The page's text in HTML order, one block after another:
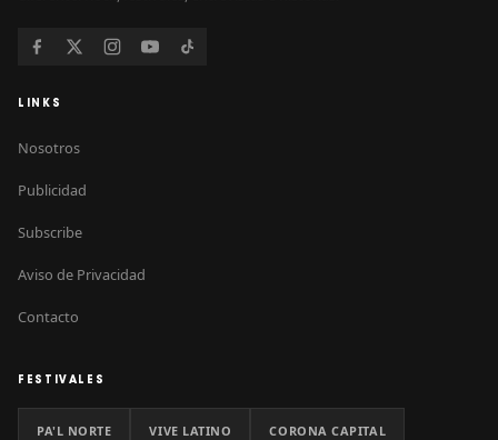
LINKS
Nosotros
Publicidad
Subscribe
Aviso de Privacidad
Contacto
FESTIVALES
PA'L NORTE VIVE LATINO CORONA CAPITAL